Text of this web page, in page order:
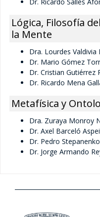
Lógica, Filosofía
la Mente
Dra. Lourdes Valdivia
Dr. Mario Gómez
Dr. Cristian Gutiérrez
Dr. Ricardo Mena
Metafísica y
Dra. Zuraya Monroy
Dr. Axel Barceló
Dr. Pedro
Dr. Jorge Armando